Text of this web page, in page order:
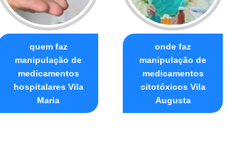
quem faz
manipulação de
medicamentos
hospitalares Vila
Maria
onde faz
manipulação de
medicamentos
citotóxicos Vila
Augusta